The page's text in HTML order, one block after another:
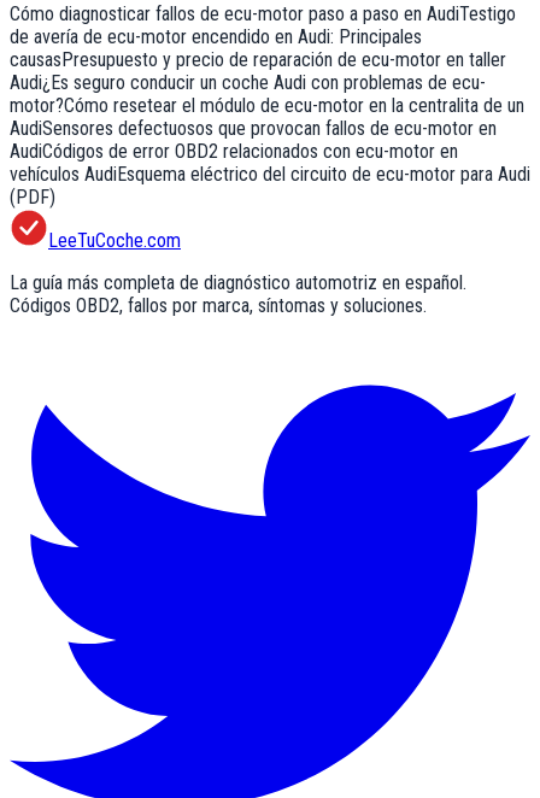
Cómo diagnosticar fallos de ecu-motor paso a paso en AudiTestigo
de avería de ecu-motor encendido en Audi: Principales
causasPresupuesto y precio de reparación de ecu-motor en taller
Audi¿Es seguro conducir un coche Audi con problemas de ecu-
motor?Cómo resetear el módulo de ecu-motor en la centralita de un
AudiSensores defectuosos que provocan fallos de ecu-motor en
AudiCódigos de error OBD2 relacionados con ecu-motor en
vehículos AudiEsquema eléctrico del circuito de ecu-motor para Audi
(PDF)
LeeTuCoche.com
La guía más completa de diagnóstico automotriz en español.
Códigos OBD2, fallos por marca, síntomas y soluciones.